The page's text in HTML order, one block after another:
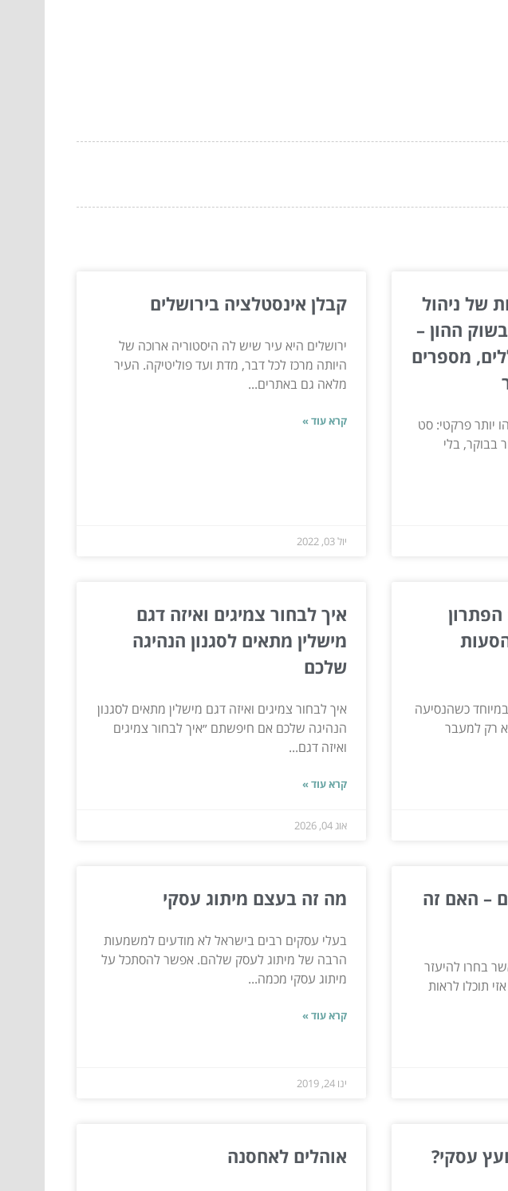
של ניהול
ההון –
מספרים
יותר פרקטי: סט
בבוקר, בלי
קבלן אינסטלציה בירושלים
ירושלים היא עיר שיש לה היסטוריה ארוכה של
היותה מרכז לכל דבר, מדת ועד פוליטיקה. העיר
מלאה גם באתרים...
קרא עוד »
יול 03, 2022
כשהנסיעה
רק למעבר
איך לבחור צמיגים ואיזה דגם
מישלין מתאים לסגנון הנהיגה
שלכם
איך לבחור צמיגים ואיזה דגם מישלין מתאים לסגנון
הנהיגה שלכם אם חיפשתם ״איך לבחור צמיגים
ואיזה דגם...
קרא עוד »
אוג 04, 2026
– האם זה
בחרו להיעזר
תוכלו לראות
מה זה בעצם מיתוג עסקי
בעלי עסקים רבים בישראל לא מודעים למשמעות
הרבה של מיתוג לעסק שלהם. אפשר להסתכל על
מיתוג עסקי מכמה...
קרא עוד »
ינו 24, 2019
עסקי? אוהלים לאחסנה